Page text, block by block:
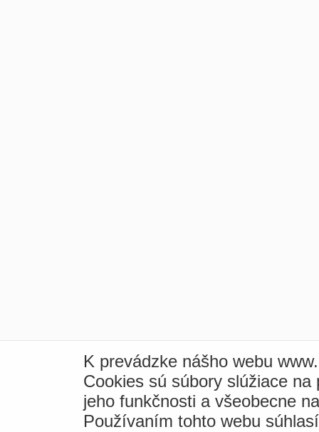
K prevádzke nášho webu
Cookies sú súbory slúžiace
jeho funkčnosti a všeobecne
Používaním tohto webu